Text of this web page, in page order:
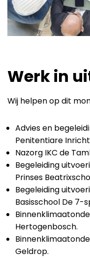
Werk in
Wij helpen op dit
Advies en
Penitentiare
Nazorg IKC de
Begeleiding
Prinses
Begeleiding
Basisschool De 7-
Hertogenbosch.
Geldrop.